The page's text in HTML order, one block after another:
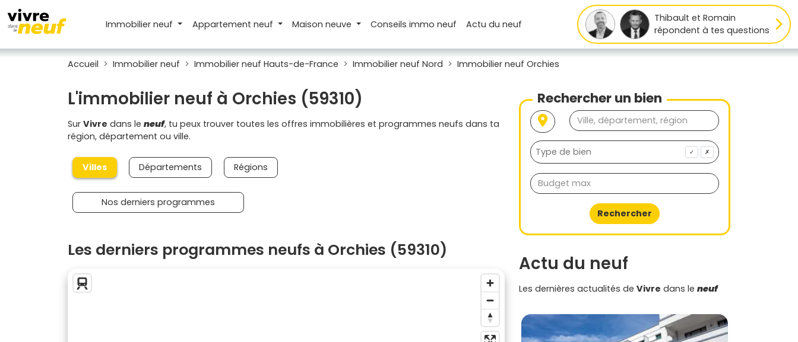
Immobilier neuf Appartement neuf Maison neuve Conseilsimmo neuf Actudu neuf
Thibault et Romain
répondent à tes questions
Accueil Immobilier neuf Immobilier neuf Hauts-de-France Immobilier neuf Nord Immobilier neuf Orchies
L'immobilier neuf à Orchies (59310)
Sur Vivre dans le neuf, tu peux trouver toutes les offres immobilières et programmes neufs dans ta
région, département ou ville.
Villes Départements Régions
Nos derniers programmes
Les derniers programmes neufs à Orchies (59310)
Rechercher un bien
✓ ✗
Rechercher
Actu du neuf
Les dernières actualités de Vivre dans le neuf